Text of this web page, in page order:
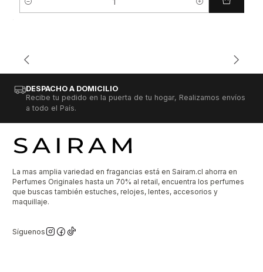
Cantidad
DESPACHO A DOMICILIO
Recibe tu pedido en la puerta de tu hogar, Realizamos envíos
a todo el País.
La mas amplia variedad en fragancias está en Sairam.cl ahorra en
Perfumes Originales hasta un 70% al retail, encuentra los perfumes
que buscas también estuches, relojes, lentes, accesorios y
maquillaje.
Síguenos